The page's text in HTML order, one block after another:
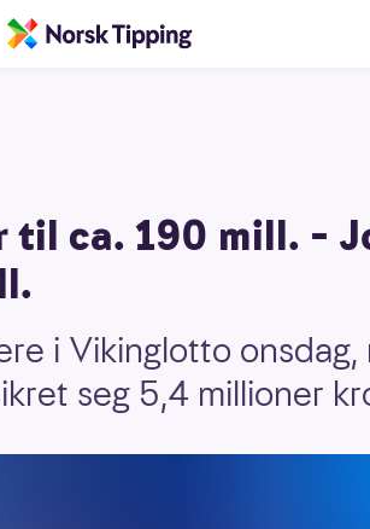
ca. 190 mill. –
i Vikinglotto
seg 5,4 millioner